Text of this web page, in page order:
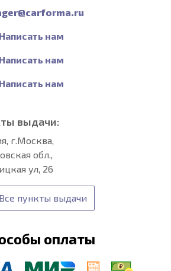
Написать нам
Написать нам
Написать нам
выдачи:
г.Москва,
обл.,
ул, 26
Все пункты выдачи
оплаты